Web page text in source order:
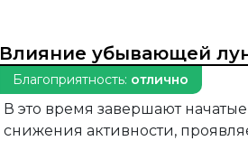
Влияние убывающей
Благоприятность: отлично
В это время завершают
снижения активности,